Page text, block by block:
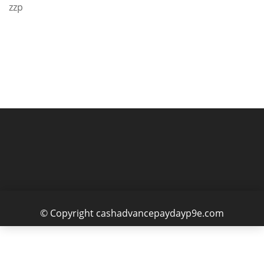
zzp
© Copyright cashadvancepaydayp9e.com